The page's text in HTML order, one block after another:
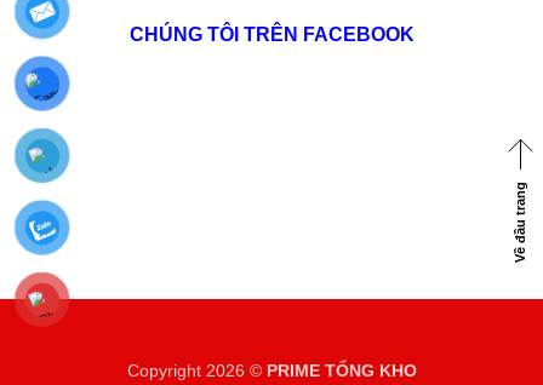
CHÚNG TÔI TRÊN FACEBOOK
Về đầu trang
Copyright 2026 © PRIME TỔNG KHO